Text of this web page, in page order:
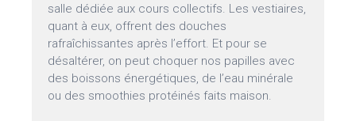
salle dédiée aux cours collectifs. Les vestiaires,
quant à eux, offrent des douches
rafraîchissantes après l’effort. Et pour se
désaltérer, on peut choquer nos papilles avec
des boissons énergétiques, de l’eau minérale
ou des smoothies protéinés faits maison.